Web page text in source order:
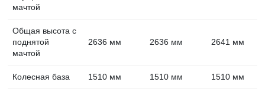
мачтой
Общая высота с
поднятой
мачтой
2636 мм 2636 мм 2641 мм
Колесная база 1510 мм 1510 мм 1510 мм